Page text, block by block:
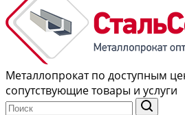
Металлопрокат по доступным
сопутствующие товары и услуги